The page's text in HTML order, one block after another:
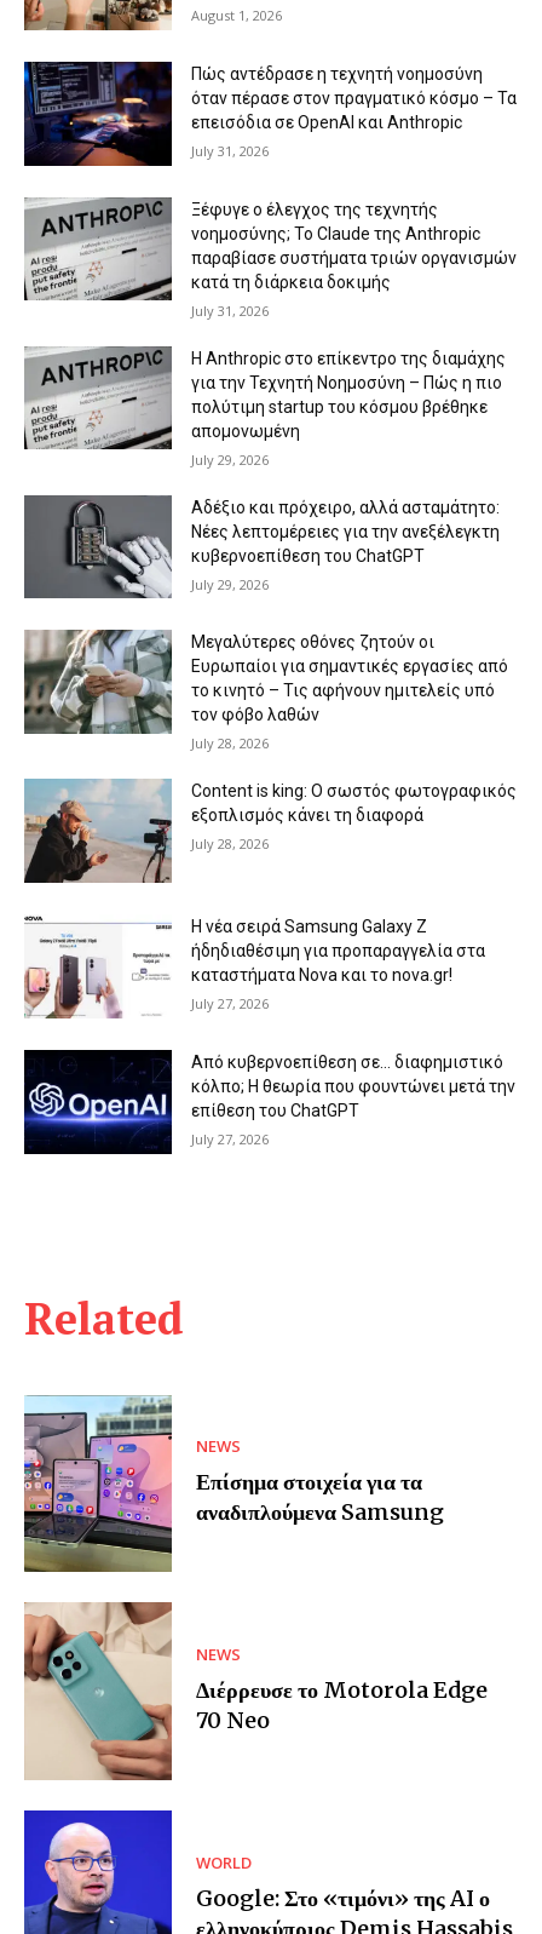
Related
NEWS
Επίσημα στοιχεία για τα
αναδιπλούμενα Samsung
NEWS
Διέρρευσε το Motorola Edge
70 Neo
WORLD
Google: Στο «τιμόνι» της AI ο
August 1, 2026
Πώς αντέδρασε η τεχνητή νοημοσύνη
όταν πέρασε στον πραγματικό κόσμο – Τα
επεισόδια σε OpenAI και Anthropic
July 31, 2026
Ξέφυγε ο έλεγχος της τεχνητής
νοημοσύνης; Το Claude της Anthropic
παραβίασε συστήματα τριών οργανισμών
κατά τη διάρκεια δοκιμής
July 31, 2026
Η Anthropic στο επίκεντρο της διαμάχης
για την Τεχνητή Νοημοσύνη – Πώς η πιο
πολύτιμη startup του κόσμου βρέθηκε
απομονωμένη
July 29, 2026
Αδέξιο και πρόχειρο, αλλά ασταμάτητο:
Νέες λεπτομέρειες για την ανεξέλεγκτη
κυβερνοεπίθεση του ChatGPT
July 29, 2026
Μεγαλύτερες οθόνες ζητούν οι
Ευρωπαίοι για σημαντικές εργασίες από
το κινητό – Τις αφήνουν ημιτελείς υπό
τον φόβο λαθών
July 28, 2026
Content is king: Ο σωστός φωτογραφικός
εξοπλισμός κάνει τη διαφορά
July 28, 2026
Η νέα σειρά Samsung Galaxy Ζ
ήδηδιαθέσιμη για προπαραγγελία στα
καταστήματα Nova και το nova.gr!
July 27, 2026
Από κυβερνοεπίθεση σε… διαφημιστικό
κόλπο; Η θεωρία που φουντώνει μετά την
επίθεση του ChatGPT
July 27, 2026